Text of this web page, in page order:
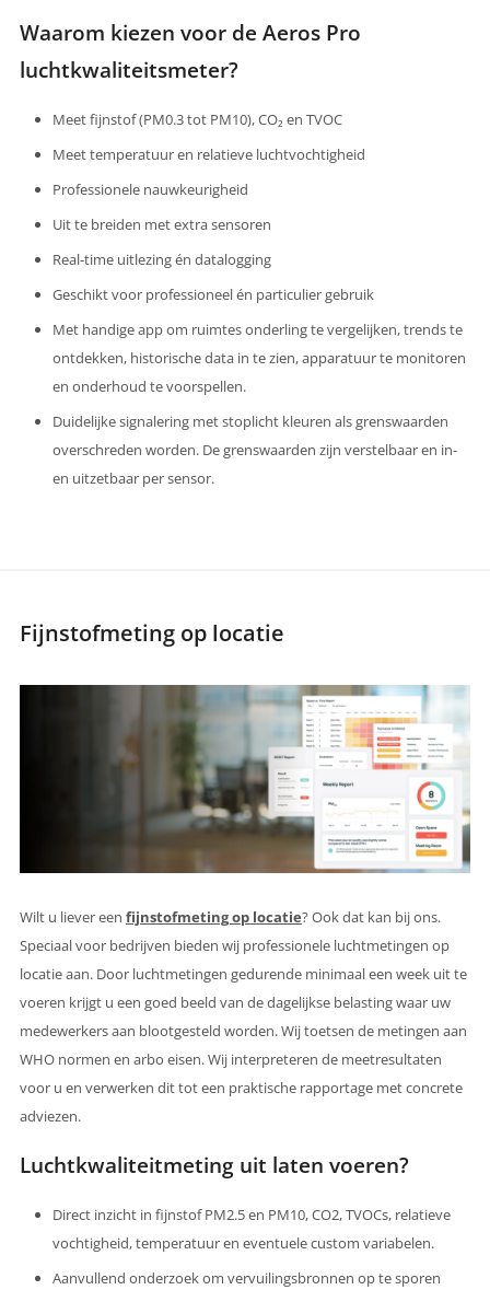
Waarom kiezen voor de Aeros Pro
luchtkwaliteitsmeter?
Meet fijnstof (PM0.3 tot PM10), CO₂ en TVOC
Meet temperatuur en relatieve luchtvochtigheid
Professionele nauwkeurigheid
Uit te breiden met extra sensoren
Real-time uitlezing én datalogging
Geschikt voor professioneel én particulier gebruik
Met handige app om ruimtes onderling te vergelijken, trends te
ontdekken, historische data in te zien, apparatuur te monitoren
en onderhoud te voorspellen.
Duidelijke signalering met stoplicht kleuren als grenswaarden
overschreden worden. De grenswaarden zijn verstelbaar en in-
en uitzetbaar per sensor.
Fijnstofmeting op locatie
Wilt u liever een fijnstofmeting op locatie? Ook dat kan bij ons.
Speciaal voor bedrijven bieden wij professionele luchtmetingen op
locatie aan. Door luchtmetingen gedurende minimaal een week uit te
voeren krijgt u een goed beeld van de dagelijkse belasting waar uw
medewerkers aan blootgesteld worden. Wij toetsen de metingen aan
WHO normen en arbo eisen. Wij interpreteren de meetresultaten
voor u en verwerken dit tot een praktische rapportage met concrete
adviezen.
Luchtkwaliteitmeting uit laten voeren?
Direct inzicht in fijnstof PM2.5 en PM10, CO2, TVOCs, relatieve
vochtigheid, temperatuur en eventuele custom variabelen.
Aanvullend onderzoek om vervuilingsbronnen op te sporen